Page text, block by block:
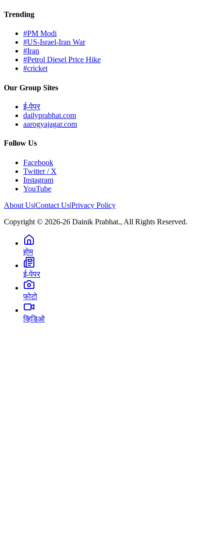
Trending
#PM Modi
#US-Israel-Iran War
#Iran
#Petrol Diesel Price Hike
#cricket
Our Group Sites
ई-पेपर
dailyprabhat.com
aarogyajagar.com
Follow Us
Facebook
Twitter / X
Instagram
YouTube
About Us|Contact Us|Privacy Policy
Copyright © 2026-26 Dainik Prabhat., All Rights Reserved.
होम
ई-पेपर
फोटो
व्हिडिओ